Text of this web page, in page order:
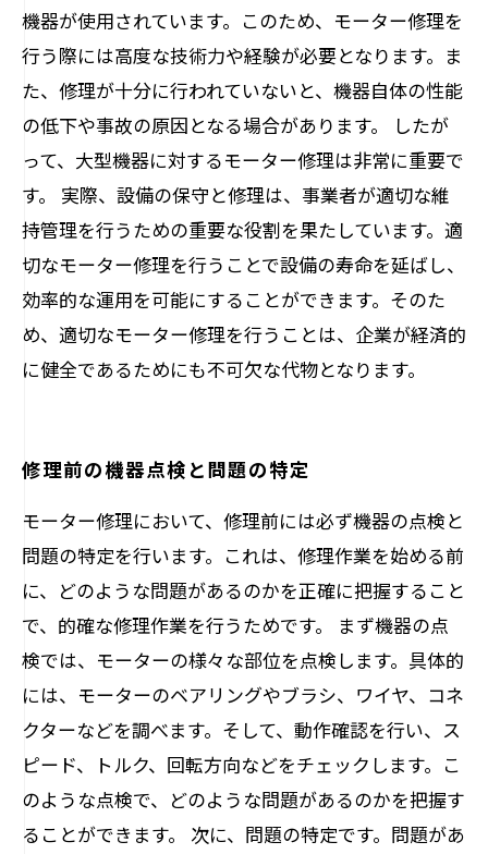
機器が使用されています。このため、モーター修理を
行う際には高度な技術力や経験が必要となります。ま
た、修理が十分に行われていないと、機器自体の性能
の低下や事故の原因となる場合があります。 したが
って、大型機器に対するモーター修理は非常に重要で
す。 実際、設備の保守と修理は、事業者が適切な維
持管理を行うための重要な役割を果たしています。適
切なモーター修理を行うことで設備の寿命を延ばし、
効率的な運用を可能にすることができます。そのた
め、適切なモーター修理を行うことは、企業が経済的
に健全であるためにも不可欠な代物となります。
修理前の機器点検と問題の特定
モーター修理において、修理前には必ず機器の点検と
問題の特定を行います。これは、修理作業を始める前
に、どのような問題があるのかを正確に把握すること
で、的確な修理作業を行うためです。 まず機器の点
検では、モーターの様々な部位を点検します。具体的
には、モーターのベアリングやブラシ、ワイヤ、コネ
クターなどを調べます。そして、動作確認を行い、ス
ピード、トルク、回転方向などをチェックします。こ
のような点検で、どのような問題があるのかを把握す
ることができます。 次に、問題の特定です。問題があ